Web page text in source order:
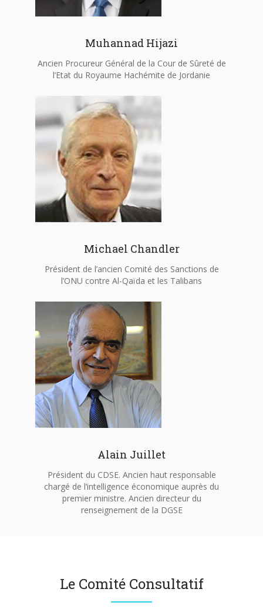
Muhannad Hijazi
Ancien Procureur Général de la Cour de Sûreté de
l’Etat du Royaume Hachémite de Jordanie
Michael Chandler
Président de l’ancien Comité des Sanctions de
l’ONU contre Al-Qaïda et les Talibans
Alain Juillet
Président du CDSE. Ancien haut responsable
chargé de l’intelligence économique auprès du
premier ministre. Ancien directeur du
renseignement de la DGSE
Le Comité Consultatif